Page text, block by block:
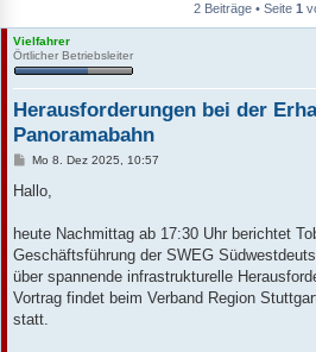
2 Beiträge • Seite 1
Vielfahrer
Örtlicher Betriebsleiter
Herausforderungen bei der
Panoramabahn
B
i
a
Mo 8. Dez 2025, 10:57
Hallo,
heute Nachmittag ab 17:30 Uhr berichtet
Geschäftsführung der SWEG
über spannende infrastrukturelle
Vortrag findet beim Verband Region
statt.